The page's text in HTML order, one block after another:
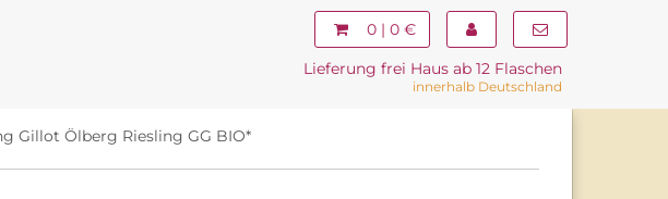
0 | 0 €
Lieferung frei Haus ab 12 Flaschen
innerhalb Deutschland
Gillot Ölberg Riesling GG BIO*